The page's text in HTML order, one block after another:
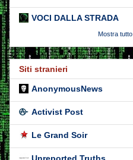
VOCI DALLA STRADA
Mostra tutto
Siti stranieri
AnonymousNews
Activist Post
Le Grand Soir